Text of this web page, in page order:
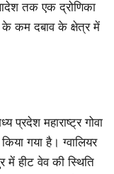
तक एक द्रोणिका
कम दबाव के क्षेत्र में
प्रदेश महाराष्ट्र गोवा
गया है। ग्वालियर
में हीट वेव की स्थिति